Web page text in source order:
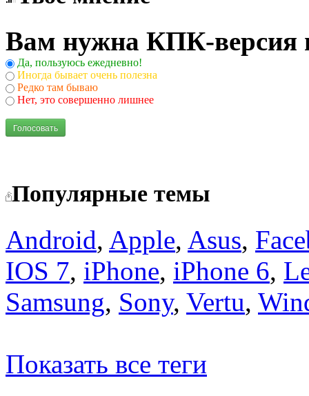
Вам нужна КПК-версия
Да, пользуюсь ежедневно!
Иногда бывает очень полезна
Редко там бываю
Нет, это совершенно лишнее
Голосовать
Популярные темы
Android, Apple, Asus,
IOS 7, iPhone, iPhone 6,
Samsung, Sony, Vertu,
Показать все теги